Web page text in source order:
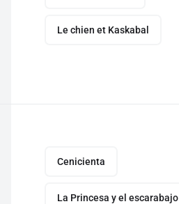
Le chien et Kaskabal
Cenicienta
La Princesa y el escarabajo